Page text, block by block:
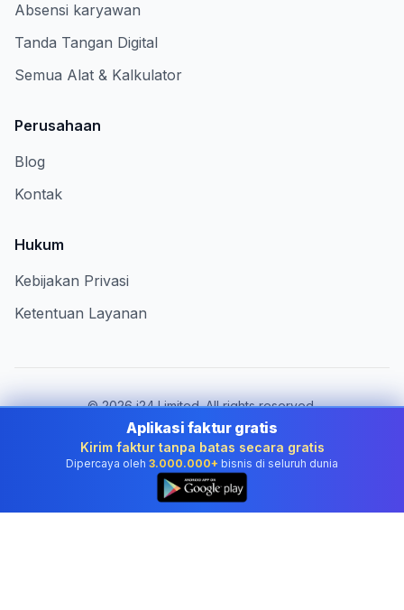
Absensi karyawan
Tanda Tangan Digital
Semua Alat & Kalkulator
Perusahaan
Blog
Kontak
Hukum
Kebijakan Privasi
Ketentuan Layanan
©2026i24 Limited. All rights reserved.
Melayani bisnis di Indonesia
Ganti negara:
Indonesia
Aplikasi faktur gratis
Kirim faktur tanpa batas secara gratis
Dipercaya oleh 3.000.000+ bisnis di seluruh dunia